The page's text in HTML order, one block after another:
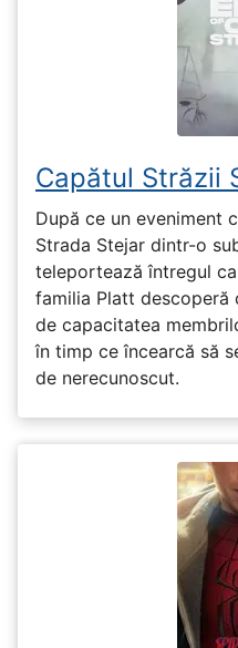
Capătul Străzii
După ce un eveniment
Strada Stejar dintr-o
teleportează întregul
familia Platt descoperă
de capacitatea
în timp ce încearcă să
de nerecunoscut.